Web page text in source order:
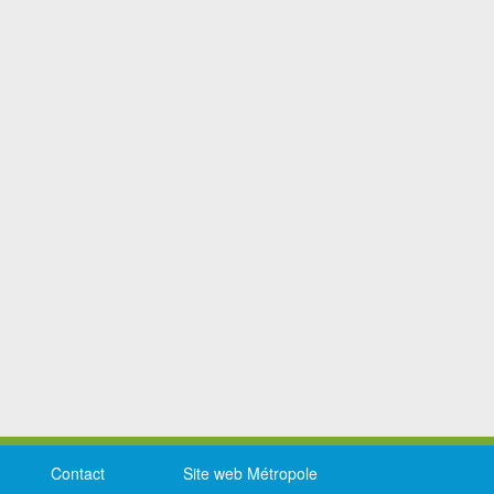
Contact Site web Métropole